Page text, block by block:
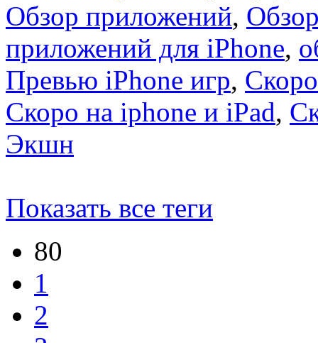
Обзор приложений,
приложений для iPhone,
Превью iPhone игр,
Скоро на iphone и iPad,
Экшн
Показать все теги
80
1
2